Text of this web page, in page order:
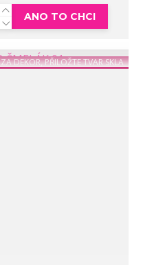
ANO TO CHCI
DEKOR, PŘILOŽTE TVAR SKLA